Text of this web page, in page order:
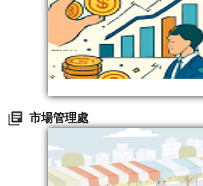
市場管理處